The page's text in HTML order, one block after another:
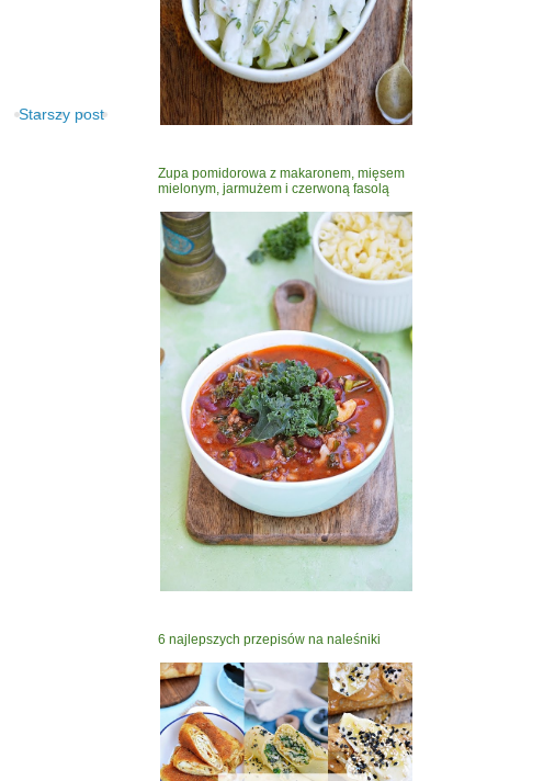
Starszy post
Zupa pomidorowa z makaronem, mięsem
mielonym, jarmużem i czerwoną fasolą
6 najlepszych przepisów na naleśniki